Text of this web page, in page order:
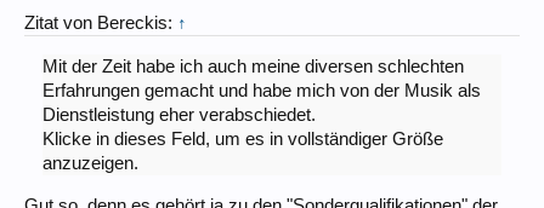
Zitat von Bereckis: ↑
Mit der Zeit habe ich auch meine diversen schlechten
Erfahrungen gemacht und habe mich von der Musik als
Dienstleistung eher verabschiedet.
Klicke in dieses Feld, um es in vollständiger Größe
anzuzeigen.